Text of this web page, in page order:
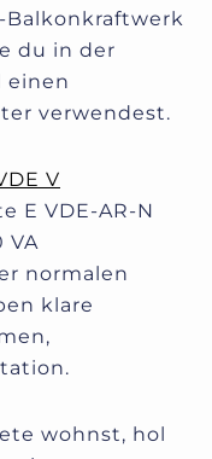
Balkonkraftwerk
du in der
einen
verwendest.
V
E VDE‑AR‑N
VA
normalen
klare
wohnst, hol